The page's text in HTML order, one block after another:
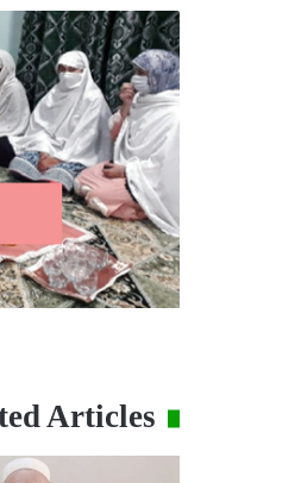
پی
ٹی
آئی
خواتین
ونگ
کا
اہم
اجلاس
Articles